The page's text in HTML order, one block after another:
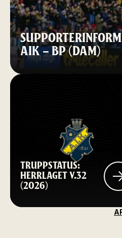
AIK – BP (DAM)
TRUPPSTATUS:
HERRLAGET V.32
(2026)